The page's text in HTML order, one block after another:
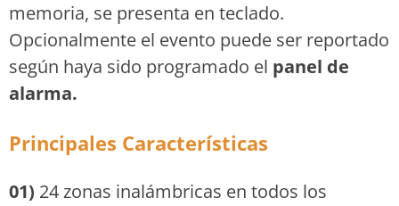
memoria, se presenta en teclado.
Opcionalmente el evento puede ser reportado
según haya sido programado el panel de
alarma.
Principales Características
01) 24 zonas inalámbricas en todos los